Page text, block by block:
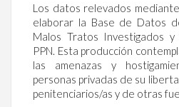
Los datos relevados
elaborar la Base de Datos
Malos Tratos Investigados
PPN. Esta producción
las amenazas y
personas privadas de su
penitenciarios/as y de otras